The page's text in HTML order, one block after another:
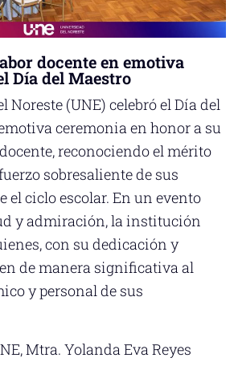
docente en emotiva
Día del Maestro
Noreste (UNE) celebró el Día del
ceremonia en honor a su
reconociendo el mérito
sobresaliente de sus
el ciclo escolar. En un evento
y admiración, la institución
con su dedicación y
de manera significativa al
y personal de sus
Mtra. Yolanda Eva Reyes